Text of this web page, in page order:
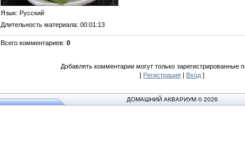
Язык: Русский
Длительность материала: 00:01:13
Всего комментариев: 0
Добавлять комментарии могут только зарегистрированные
[ Регистрация | Вход ]
ДОМАШНИЙ АКВАРИУМ © 2026